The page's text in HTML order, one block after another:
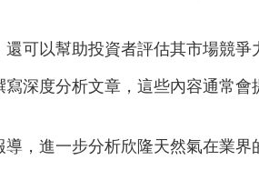
可以幫助投資者評估其市場競爭
深度分析文章，這些內容通常會
，進一步分析欣隆天然氣在業界